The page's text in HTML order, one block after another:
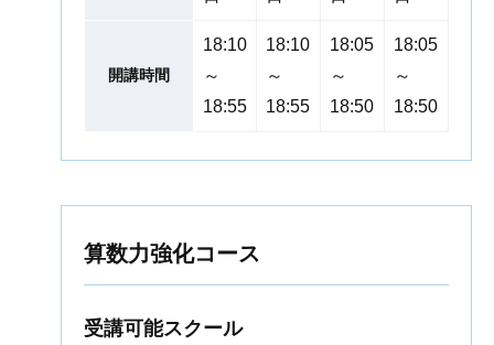
開講時間
18:10
～
18:55
18:10
～
18:55
18:05
～
18:50
18:05
～
18:50
算数力強化コース
受講可能スクール